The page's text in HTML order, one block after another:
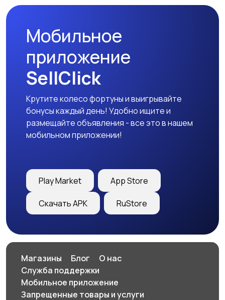
Мобильное
приложение
SellClick
Крутите колесо фортуны и выигрывайте
бонусы каждый день! Удобно ищите и
размещайте объявления - все это в нашем
мобильном приложении!
Play Market App Store
Скачать APK RuStore
Магазины Блог
О нас
Служба поддержки
Мобильное приложение
Запрещенные товары и услуги